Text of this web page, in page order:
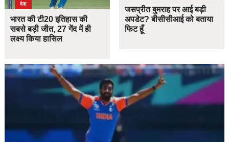
देश
भारत की टी20 इतिहास की
सबसे बड़ी जीत, 27 गेंद में ही
लक्ष्य किया हासिल
जसप्रीत बुमराह पर आई बड़ी
अपडेट? बीसीसीआई को बताया
फिट हूँ